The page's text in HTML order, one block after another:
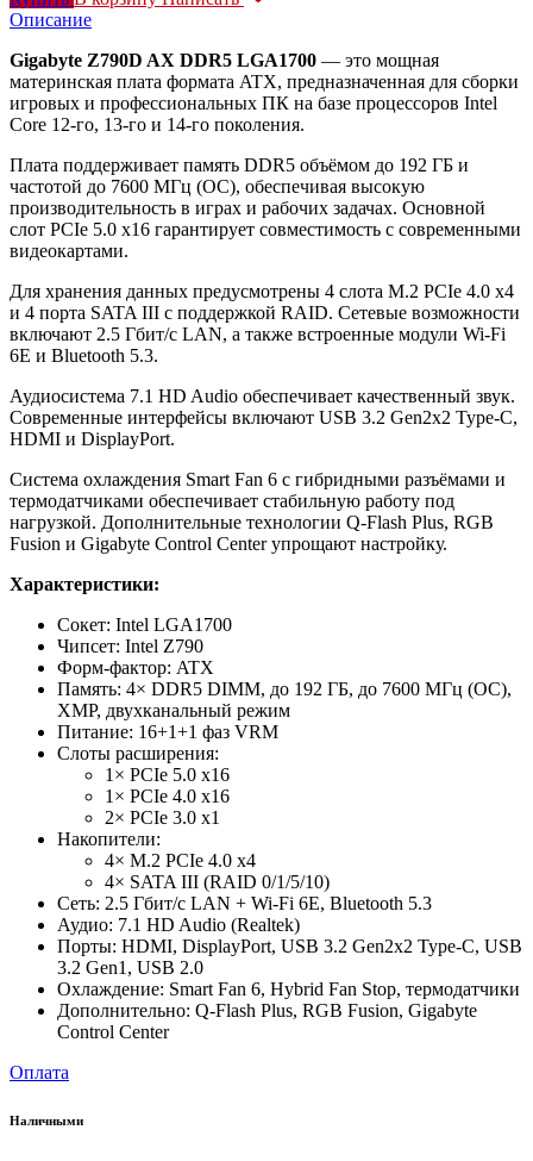
Описание
Gigabyte Z790D AX DDR5 LGA1700 — это мощная
материнская плата формата ATX, предназначенная для сборки
игровых и профессиональных ПК на базе процессоров Intel
Core 12-го, 13-го и 14-го поколения.
Плата поддерживает память DDR5 объёмом до 192 ГБ и
частотой до 7600 МГц (OC), обеспечивая высокую
производительность в играх и рабочих задачах. Основной
слот PCIe 5.0 x16 гарантирует совместимость с современными
видеокартами.
Для хранения данных предусмотрены 4 слота M.2 PCIe 4.0 x4
и 4 порта SATA III с поддержкой RAID. Сетевые возможности
включают 2.5 Гбит/с LAN, а также встроенные модули Wi-Fi
6E и Bluetooth 5.3.
Аудиосистема 7.1 HD Audio обеспечивает качественный звук.
Современные интерфейсы включают USB 3.2 Gen2x2 Type-C,
HDMI и DisplayPort.
Система охлаждения Smart Fan 6 с гибридными разъёмами и
термодатчиками обеспечивает стабильную работу под
нагрузкой. Дополнительные технологии Q-Flash Plus, RGB
Fusion и Gigabyte Control Center упрощают настройку.
Характеристики:
Сокет: Intel LGA1700
Чипсет: Intel Z790
Форм-фактор: ATX
Память: 4× DDR5 DIMM, до 192 ГБ, до 7600 МГц (OC),
XMP, двухканальный режим
Питание: 16+1+1 фаз VRM
Слоты расширения:
1× PCIe 5.0 x16
1× PCIe 4.0 x16
2× PCIe 3.0 x1
Накопители:
4× M.2 PCIe 4.0 x4
4× SATA III (RAID 0/1/5/10)
Сеть: 2.5 Гбит/с LAN + Wi-Fi 6E, Bluetooth 5.3
Аудио: 7.1 HD Audio (Realtek)
Порты: HDMI, DisplayPort, USB 3.2 Gen2x2 Type-C, USB
3.2 Gen1, USB 2.0
Охлаждение: Smart Fan 6, Hybrid Fan Stop, термодатчики
Дополнительно: Q-Flash Plus, RGB Fusion, Gigabyte
Control Center
Оплата
Наличными